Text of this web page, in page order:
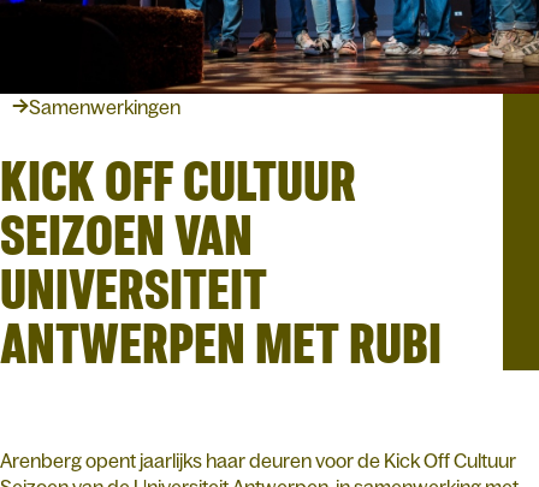
Samenwerkingen
KICK OFF CULTUUR
SEIZOEN VAN
UNIVERSITEIT
ANTWERPEN MET RUBI
Arenberg opent jaarlijks haar deuren voor de Kick Off Cultuur